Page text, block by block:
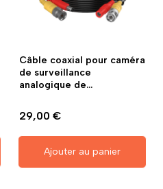
Câble coaxial pour caméra
de surveillance
analogique de...
29,00 €
Ajouter au panier